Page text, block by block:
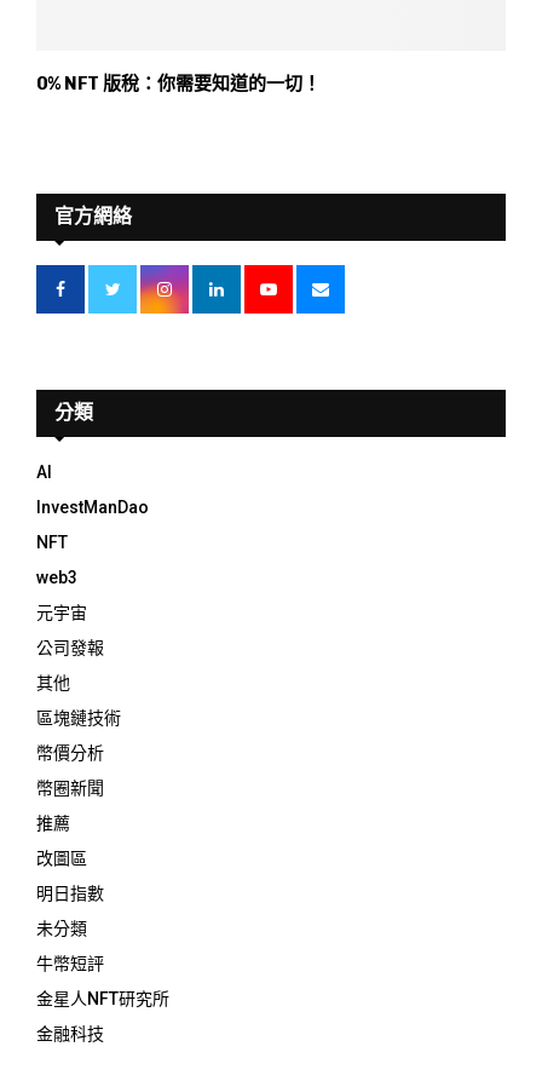
0% NFT 版稅：你需要知道的一切！
官方網絡
分類
AI
InvestManDao
NFT
web3
元宇宙
公司發報
其他
區塊鏈技術
幣價分析
幣圈新聞
推薦
改圖區
明日指數
未分類
牛幣短評
金星人NFT研究所
金融科技